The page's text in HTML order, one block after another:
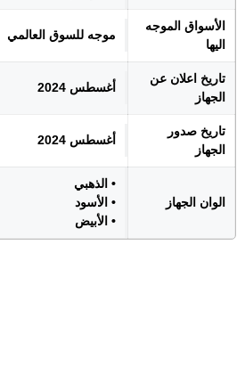
الأسواق الموجه
اليها
موجه للسوق العالمي
تاريخ اعلان عن
الجهاز
أغسطس 2024
تاريخ صدور
الجهاز
أغسطس 2024
الوان الجهاز
• الذهبي
• الأسود
• الأبيض